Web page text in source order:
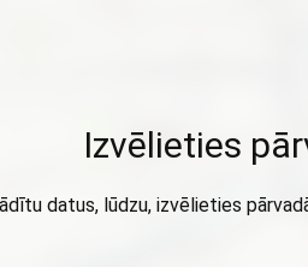
Izvēlieties
datus, lūdzu, izvēlieties